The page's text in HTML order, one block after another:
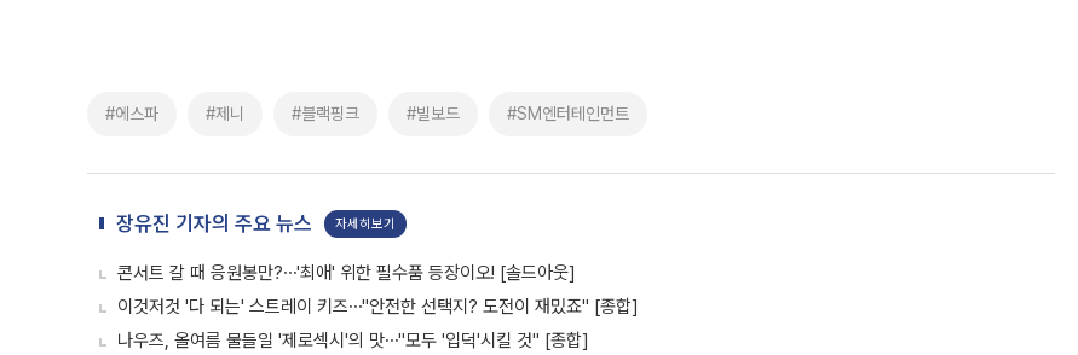
#에스파 #제니 #블랙핑크 #빌보드 #SM엔터테인먼트
장유진 기자의 주요 뉴스 자세히보기
콘서트 갈 때 응원봉만?⋯'최애' 위한 필수품 등장이오! [솔드아웃]
이것저것 '다 되는' 스트레이 키즈⋯"안전한 선택지? 도전이 재밌죠" [종합]
나우즈, 올여름 물들일 '제로섹시'의 맛⋯"모두 '입덕'시킬 것" [종합]